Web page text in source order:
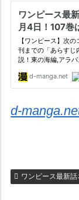
d-
ワンピース最新話